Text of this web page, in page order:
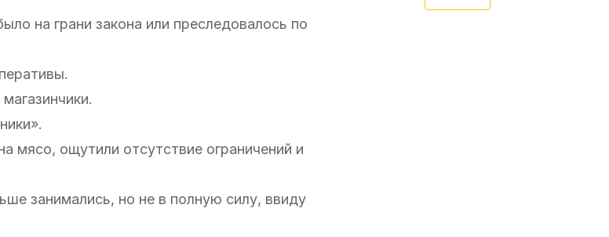
на грани закона или преследовалось по
мясо, ощутили отсутствие ограничений и
занимались, но не в полную силу, ввиду